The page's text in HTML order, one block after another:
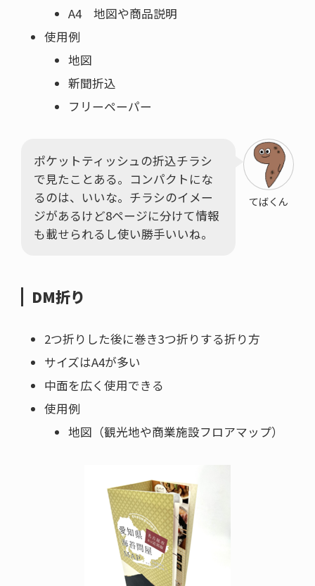
A4 地図や商品説明
使用例
地図
新聞折込
フリーペーパー
ポケットティッシュの折込チラシ
で見たことある。コンパクトにな
るのは、いいな。チラシのイメー
ジがあるけど8ページに分けて情報
も載せられるし使い勝手いいね。
てばくん
DM折り
2つ折りした後に巻き3つ折りする折り方
サイズはA4が多い
中面を広く使用できる
使用例
地図（観光地や商業施設フロアマップ）